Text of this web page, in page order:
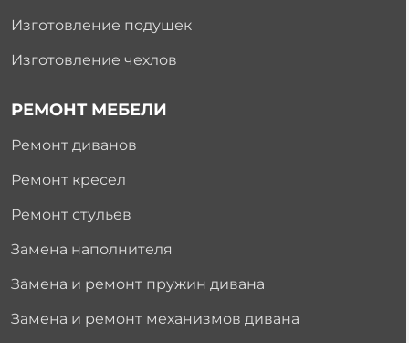
Изготовление подушек
Изготовление чехлов
РЕМОНТ МЕБЕЛИ
Ремонт диванов
Ремонт кресел
Ремонт стульев
Замена наполнителя
Замена и ремонт пружин дивана
Замена и ремонт механизмов дивана